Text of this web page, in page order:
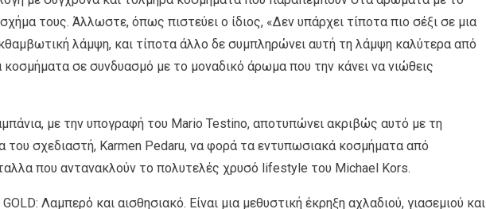
τους. Άλλωστε, όπως πιστεύει ο ίδιος, «Δεν υπάρχει τίποτα πιο σέξι σε μια
λάμψη, και τίποτα άλλο δε συμπληρώνει αυτή τη λάμψη καλύτερα από
σε συνδυασμό με το μοναδικό άρωμα που την κάνει να νιώθεις
με την υπογραφή του Mario Testino, αποτυπώνει ακριβώς αυτό με τη
του σχεδιαστή, Karmen Pedaru, να φορά τα εντυπωσιακά κοσμήματα από
που αντανακλούν το πολυτελές χρυσό lifestyle του Michael Kors.
Λαμπερό και αισθησιακό. Είναι μια μεθυστική έκρηξη αχλαδιού, γιασεμιού και